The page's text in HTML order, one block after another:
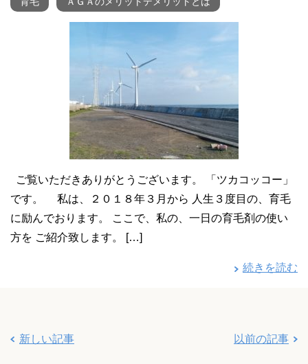
ご覧いただきありがとうございます。 「ツカコッコー」
です。 私は、２０１８年３月から 人生３度目の、育毛
に励んでおります。 ここで、私の、一日の育毛剤の使い
方を ご紹介致します。 […]
続きを読む
以前の記事
新しい記事